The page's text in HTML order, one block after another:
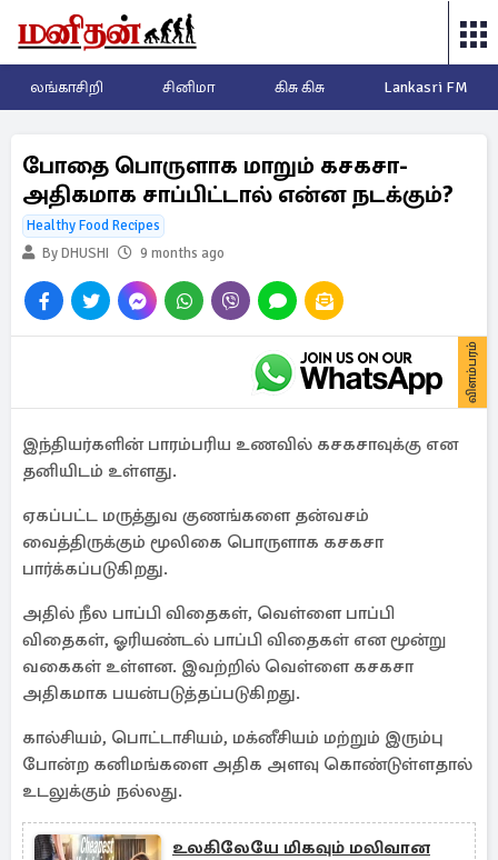
லங்காசிறி சினிமா கிசு கிசு Lankasri FM
போதை பொருளாக மாறும் கசகசா-
அதிகமாக சாப்பிட்டால் என்ன நடக்கும்?
Healthy Food Recipes
By DHUSHI
9 months ago
விளம்பரம்
இந்தியர்களின் பாரம்பரிய உணவில் கசகசாவுக்கு என
தனியிடம் உள்ளது.
ஏகப்பட்ட மருத்துவ குணங்களை தன்வசம்
வைத்திருக்கும் மூலிகை பொருளாக கசகசா
பார்க்கப்படுகிறது.
அதில் நீல பாப்பி விதைகள், வெள்ளை பாப்பி
விதைகள், ஓரியண்டல் பாப்பி விதைகள் என மூன்று
வகைகள் உள்ளன. இவற்றில் வெள்ளை கசகசா
அதிகமாக பயன்படுத்தப்படுகிறது.
கால்சியம், பொட்டாசியம், மக்னீசியம் மற்றும் இரும்பு
போன்ற கனிமங்களை அதிக அளவு கொண்டுள்ளதால்
உடலுக்கும் நல்லது.
உலகிலேயே மிகவும் மலிவான